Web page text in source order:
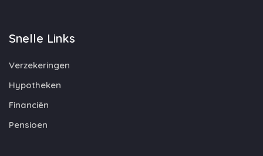
Snelle Links
Verzekeringen
Hypotheken
Financiën
Pensioen